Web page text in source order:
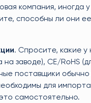
компания, иногда
способны ли они
. Спросите, какие у
заводе), CE/RoHS
поставщики обычно
для
самостоятельно.